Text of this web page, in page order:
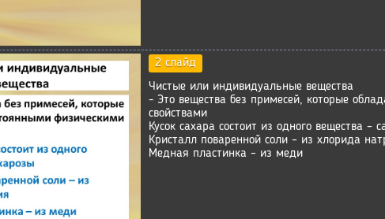
2 слайд
Чистые или индивидуальные вещества
- Это вещества без примесей, которые
свойствами
Кусок сахара состоит из одного вещества –
Кристалл поваренной соли – из хлорида
Медная пластинка – из меди